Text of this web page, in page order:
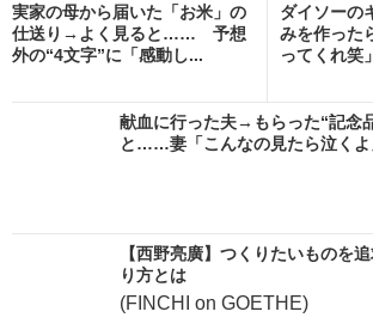
実家の母から届いた「お米」の
仕送り→よく見ると…… 予想
外の“4文字”に「感動し...
ダイソーの
みを作っ
ってくれ
献血に行った夫→もらった“記念
と……妻「こんなの見たら泣くよ
【西野亮廣】つくりたいものを
り方とは
(FINCHI on GOETHE)